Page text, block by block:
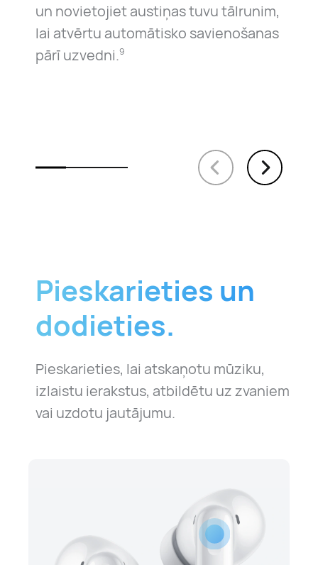
un novietojiet austiņas tuvu tālrunim,
lai atvērtu automātisko savienošanas
pārī uzvedni.9
Pieskarieties un
dodieties.
Pieskarieties, lai atskaņotu mūziku,
izlaistu ierakstus, atbildētu uz zvaniem
vai uzdotu jautājumu.